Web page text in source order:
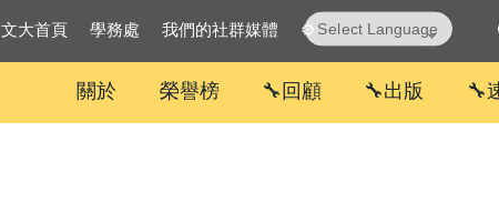
Translate
文大首頁 學務處 我們的社群媒體 ⚙
關於 榮譽榜 🔧回顧 🔧出版 🔧